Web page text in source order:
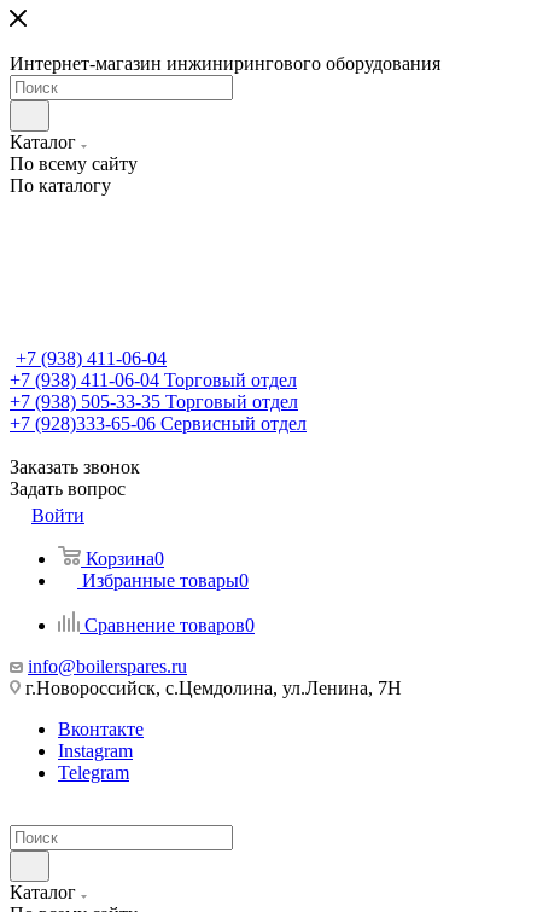
Интернет-магазин инжинирингового оборудования
Каталог
По всему сайту
По каталогу
+7 (938) 411-06-04
+7 (938) 411-06-04 Торговый отдел
+7 (938) 505-33-35 Торговый отдел
+7 (928)333-65-06 Сервисный отдел
Заказать звонок
Задать вопрос
Войти
Корзина0
Избранные товары0
Сравнение товаров0
info@boilerspares.ru
г.Новороссийск, с.Цемдолина, ул.Ленина, 7Н
Вконтакте
Instagram
Telegram
Каталог